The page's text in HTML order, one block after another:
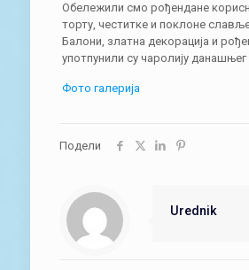
Обележили смо рођендане
торту, честитке и поклоне
Балони, златна декорација и
употпунили су чаролију данашњег
Фото галерија
Подели
Urednik